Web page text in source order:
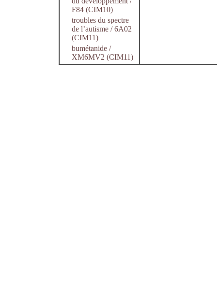
F84 (CIM10)
troubles du spectre
de l’autisme / 6A02
(CIM11)
bumétanide /
XM6MV2 (CIM11)